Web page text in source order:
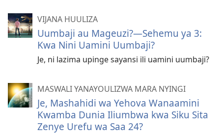
VIJANA HUULIZA
Uumbaji au Mageuzi?​—Sehemu ya 3:
Kwa Nini Uamini Uumbaji?
Je, ni lazima upinge sayansi ili uamini uumbaji?
MASWALI YANAYOULIZWA MARA NYINGI
Je, Mashahidi wa Yehova Wanaamini
Kwamba Dunia Iliumbwa kwa Siku Sita
Zenye Urefu wa Saa 24?